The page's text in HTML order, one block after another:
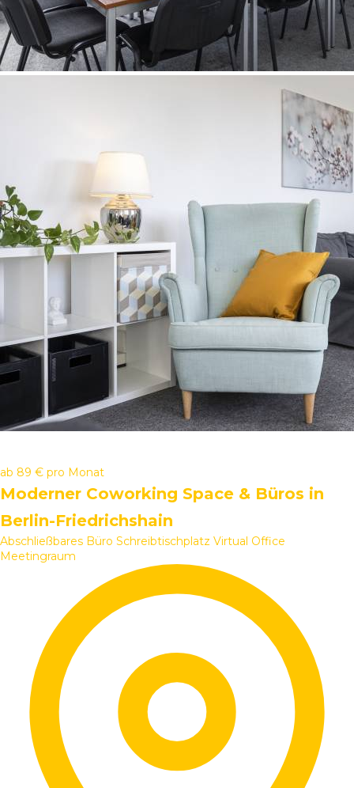
ab 89 € pro Monat
Moderner Coworking Space & Büros in
Berlin-Friedrichshain
Abschließbares Büro Schreibtischplatz Virtual Office
Meetingraum